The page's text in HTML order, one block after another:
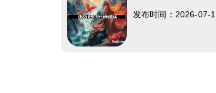
发布时间：2026-07-